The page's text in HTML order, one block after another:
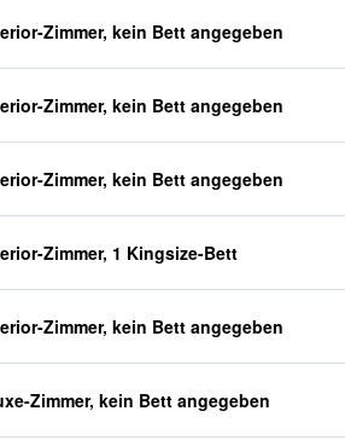
Zimmer, kein Bett angegeben
Zimmer, kein Bett angegeben
Zimmer, kein Bett angegeben
Zimmer, 1 Kingsize-Bett
Zimmer, kein Bett angegeben
Zimmer, kein Bett angegeben